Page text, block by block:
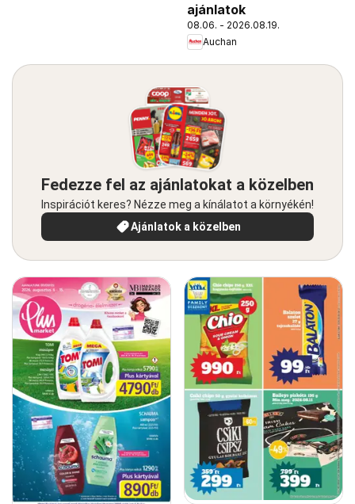
ajánlatok
08.06. - 2026.08.19.
Auchan
Fedezze fel az ajánlatokat a közelben
Inspirációt keres? Nézze meg a kínálatot a környékén!
Ajánlatok a közelben